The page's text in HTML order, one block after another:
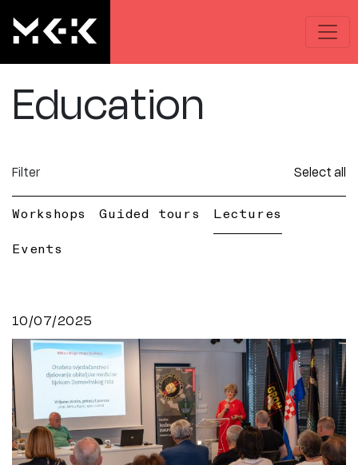
Education
Filter Select all
Workshops Guided tours Lectures
Events
10/07/2025